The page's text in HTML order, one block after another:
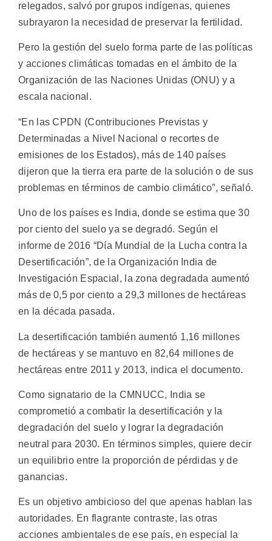
relegados, salvó por grupos indígenas, quienes
subrayaron la necesidad de preservar la fertilidad.
Pero la gestión del suelo forma parte de las políticas
y acciones climáticas tomadas en el ámbito de la
Organización de las Naciones Unidas (ONU) y a
escala nacional.
“En las CPDN (Contribuciones Previstas y
Determinadas a Nivel Nacional o recortes de
emisiones de los Estados), más de 140 países
dijeron que la tierra era parte de la solución o de sus
problemas en términos de cambio climático”, señaló.
Uno de los países es India, donde se estima que 30
por ciento del suelo ya se degradó. Según el
informe de 2016 “Día Mundial de la Lucha contra la
Desertificación”, de la Organización India de
Investigación Espacial, la zona degradada aumentó
más de 0,5 por ciento a 29,3 millones de hectáreas
en la década pasada.
La desertificación también aumentó 1,16 millones
de hectáreas y se mantuvo en 82,64 millones de
hectáreas entre 2011 y 2013, indica el documento.
Como signatario de la CMNUCC, India se
comprometió a combatir la desertificación y la
degradación del suelo y lograr la degradación
neutral para 2030. En términos simples, quiere decir
un equilibrio entre la proporción de pérdidas y de
ganancias.
Es un objetivo ambicioso del que apenas hablan las
autoridades. En flagrante contraste, las otras
acciones ambientales de ese país, en especial la